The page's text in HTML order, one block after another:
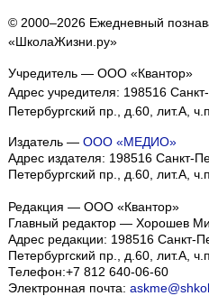
© 2000–2026 Ежедневный
«ШколаЖизни.ру»
Учредитель — ООО «Квантор»
Адрес учредителя: 198516
Петербургский пр., д.60, лит.А,
Издатель — ООО «МЕДИО»
Адрес издателя: 198516 Санкт-
Петербургский пр., д.60, лит.А,
Редакция — ООО «Квантор»
Главный редактор — Хорошев
Адрес редакции: 198516 Санкт-
Петербургский пр., д.60, лит.А,
Телефон:+7 812 640-06-60
Электронная почта: